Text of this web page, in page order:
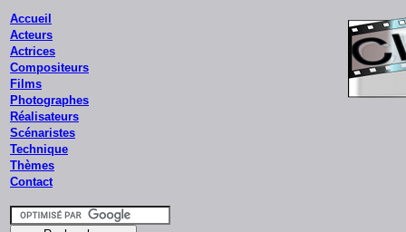
Accueil
Acteurs
Actrices
Compositeurs
Films
Photographes
Réalisateurs
Scénaristes
Technique
Thèmes
Contact